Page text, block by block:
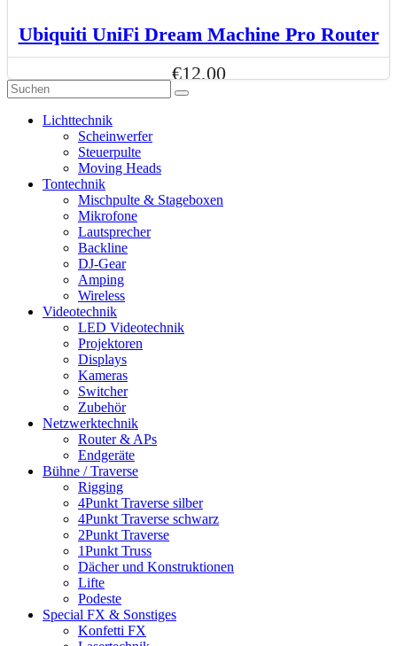
Ubiquiti UniFi Dream Machine Pro Router
€12,00
Lichttechnik
Scheinwerfer
Steuerpulte
Moving Heads
Tontechnik
Mischpulte & Stageboxen
Mikrofone
Lautsprecher
Backline
DJ-Gear
Amping
Wireless
Videotechnik
LED Videotechnik
Projektoren
Displays
Kameras
Switcher
Zubehör
Netzwerktechnik
Router & APs
Endgeräte
Bühne / Traverse
Rigging
4Punkt Traverse silber
4Punkt Traverse schwarz
2Punkt Traverse
1Punkt Truss
Dächer und Konstruktionen
Lifte
Podeste
Special FX & Sonstiges
Konfetti FX